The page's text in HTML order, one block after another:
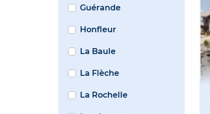
Guérande
Honfleur
La Baule
La Flèche
La Rochelle